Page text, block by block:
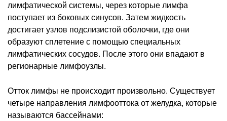
лимфатической системы, через которые лимфа
поступает из боковых синусов. Затем жидкость
достигает узлов подслизистой оболочки, где они
образуют сплетение с помощью специальных
лимфатических сосудов. После этого они впадают в
регионарные лимфоузлы.
Отток лимфы не происходит произвольно. Существует
четыре направления лимфооттока от желудка, которые
называются бассейнами: